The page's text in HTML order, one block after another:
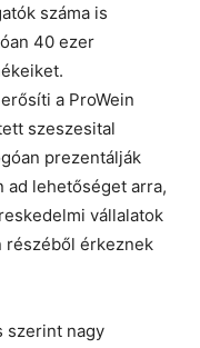
száma is
40 ezer
a ProWein
szeszesital
prezentálják
ad lehetőséget arra,
vállalatok
részéből érkeznek
szerint nagy